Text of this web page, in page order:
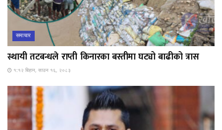
समाचार
स्थायी तटबन्धले राप्ती किनारका बस्तीमा घट्यो बाढीको त्रास
१:१२ बिहान, साउन १६, २०८३